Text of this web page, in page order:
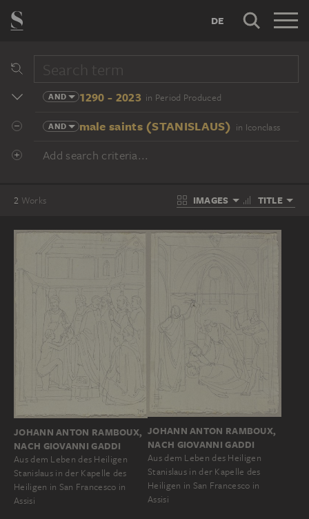
DE
AND 1290 - 2023 in Period Produced
AND male saints (STANISLAUS) in Iconclass
Add search criteria...
2 Works IMAGES TITLE
JOHANN ANTON RAMBOUX,
NACH GIOVANNI GADDI
Aus dem Leben des Heiligen
Stanislaus in der Kapelle des
Heiligen in San Francesco in
Assisi
JOHANN ANTON RAMBOUX,
NACH GIOVANNI GADDI
Aus dem Leben des Heiligen
Stanislaus in der Kapelle des
Heiligen in San Francesco in
Assisi